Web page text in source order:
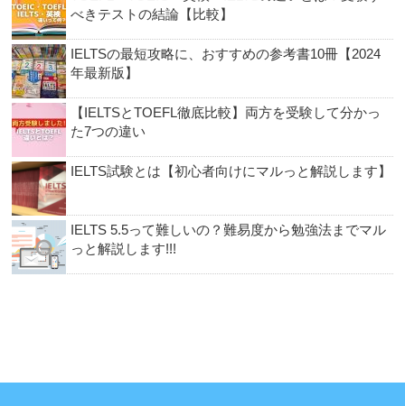
べきテストの結論【比較】
IELTSの最短攻略に、おすすめの参考書10冊【2024
年最新版】
【IELTSとTOEFL徹底比較】両方を受験して分かっ
た7つの違い
IELTS試験とは【初心者向けにマルっと解説します】
IELTS 5.5って難しいの？難易度から勉強法までマル
っと解説します!!!